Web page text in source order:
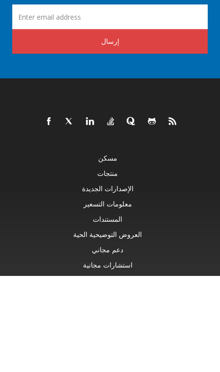
إرسال
مسكن
منتجات
الإصدارات الجديدة
معلومات التسعير
المستندات
العروض التوضيحية الحية
دعم مجاني
استشارات مجانية